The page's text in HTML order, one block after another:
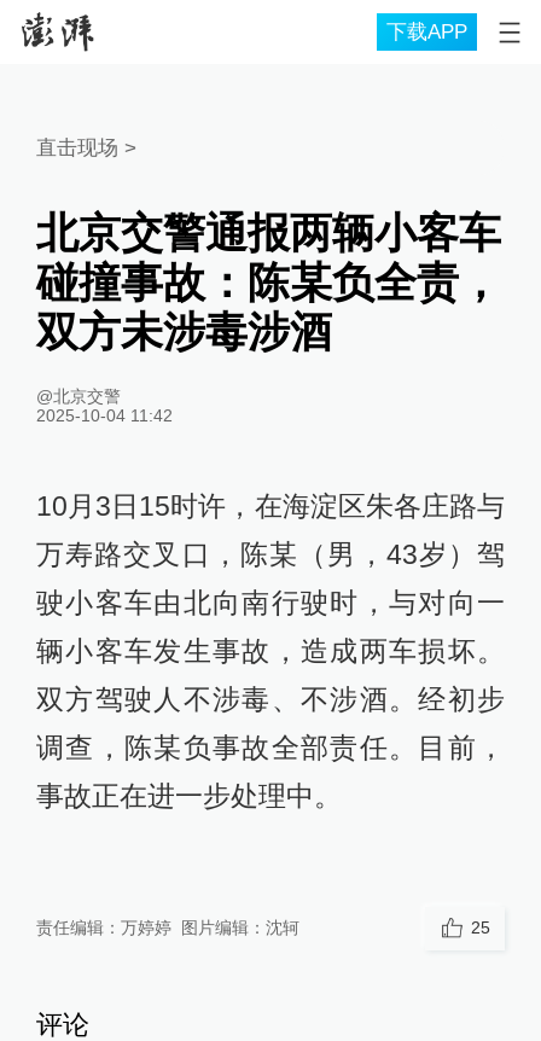
下载APP
直击现场 >
北京交警通报两辆小客车
碰撞事故：陈某负全责，
双方未涉毒涉酒
@北京交警
2025-10-04 11:42
10月3日15时许，在海淀区朱各庄路与
万寿路交叉口，陈某（男，43岁）驾
驶小客车由北向南行驶时，与对向一
辆小客车发生事故，造成两车损坏。
双方驾驶人不涉毒、不涉酒。经初步
调查，陈某负事故全部责任。目前，
事故正在进一步处理中。
责任编辑： 万婷婷 图片编辑： 沈轲 25
评论